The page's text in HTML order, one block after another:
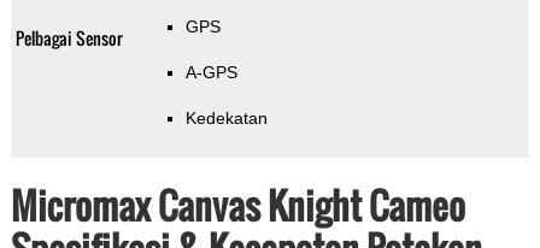
Pelbagai Sensor GPS
A-GPS
Kedekatan
Micromax Canvas Knight Cameo